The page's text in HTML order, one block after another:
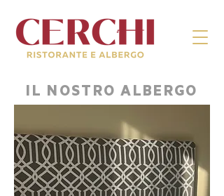
IL NOSTRO ALBERGO